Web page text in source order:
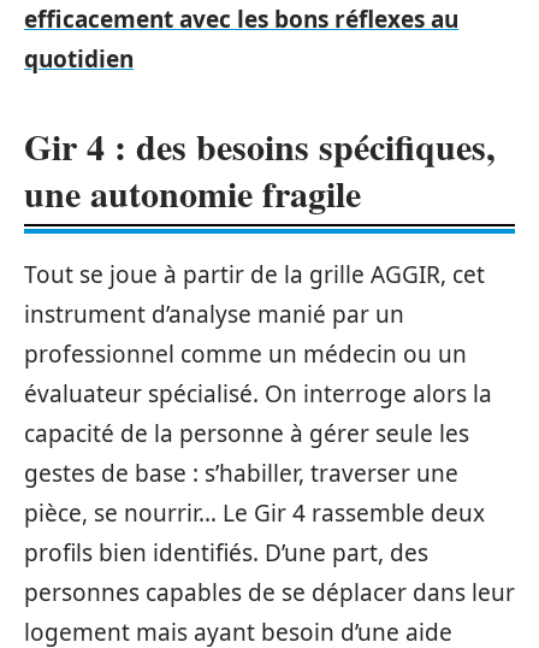
efficacement avec les bons réflexes au
quotidien
Gir 4 : des besoins spécifiques,
une autonomie fragile
Tout se joue à partir de la grille AGGIR, cet
instrument d’analyse manié par un
professionnel comme un médecin ou un
évaluateur spécialisé. On interroge alors la
capacité de la personne à gérer seule les
gestes de base : s’habiller, traverser une
pièce, se nourrir… Le Gir 4 rassemble deux
profils bien identifiés. D’une part, des
personnes capables de se déplacer dans leur
logement mais ayant besoin d’une aide